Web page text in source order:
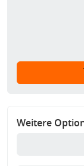
Weitere